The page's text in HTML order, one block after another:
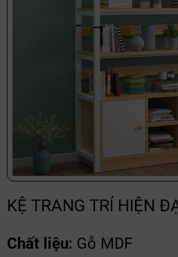
KỆ TRANG TRÍ HIỆN
Chất liệu: Gỗ MDF